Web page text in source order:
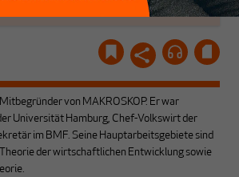
von MAKROSKOP. Er war
Universität Hamburg, Chef-Volkswirt der
im BMF. Seine Hauptarbeitsgebiete sind
der wirtschaftlichen Entwicklung sowie